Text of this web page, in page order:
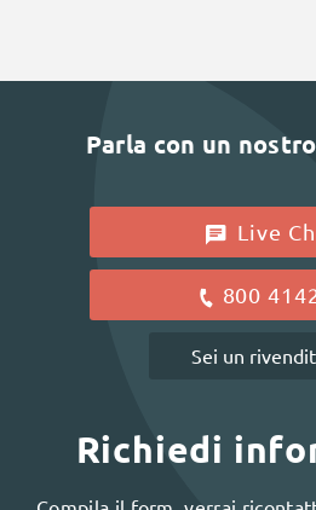
Parla con un
Live
800
Sei un
Richiedi